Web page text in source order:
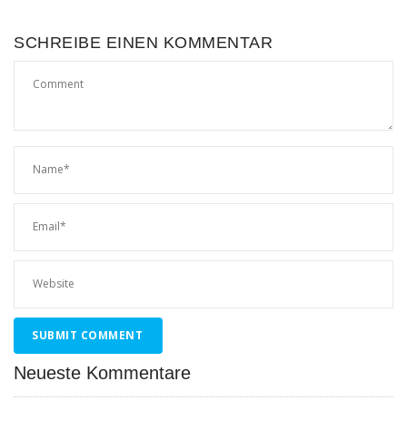
SCHREIBE EINEN KOMMENTAR
Neueste Kommentare